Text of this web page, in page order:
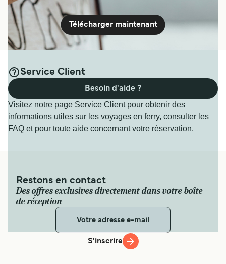
Télécharger maintenant
Service Client
Visitez notre page Service Client pour obtenir des
informations utiles sur les voyages en ferry, consulter les
FAQ et pour toute aide concernant votre réservation.
Besoin d'aide ?
Restons en contact
Des offres exclusives directement dans votre boîte
de réception
S'inscrire